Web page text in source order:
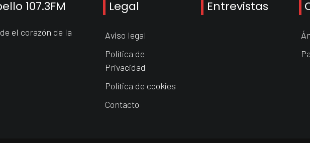
107.3FM
el corazón de la
Legal
Aviso legal
Política de
Privacidad
Política de cookies
Contacto
Entrevistas